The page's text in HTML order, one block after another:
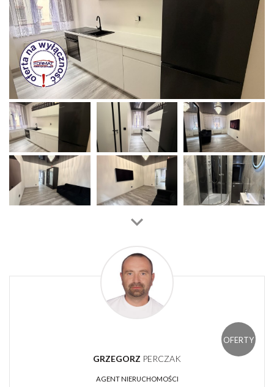
OFERTY
GRZEGORZ PERCZAK
AGENT NIERUCHOMOŚCI